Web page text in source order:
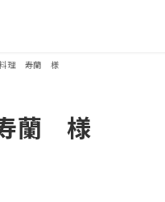
料理 寿蘭 様
蘭 様